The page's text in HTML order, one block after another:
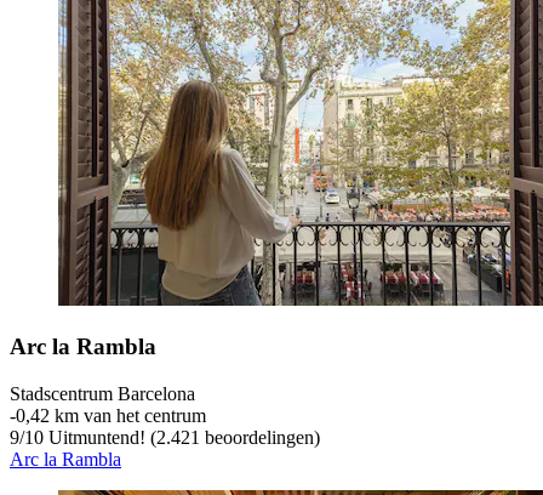
Arc la Rambla
Stadscentrum Barcelona
‐0,42 km van het centrum
9/10 Uitmuntend! (2.421 beoordelingen)
Arc la Rambla